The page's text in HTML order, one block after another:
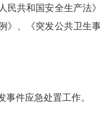
共和国安全生产法
、《突发公共卫生
件应急处置工作。